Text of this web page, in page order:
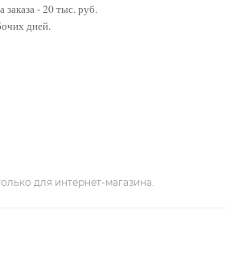
- 20 тыс. руб.
дней.
для интернет-магазина.